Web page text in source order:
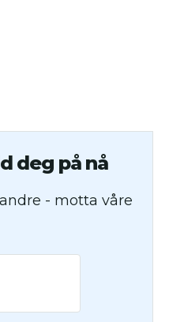
deg på nå
- motta våre